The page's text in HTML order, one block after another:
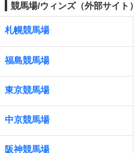
競馬場/ウィンズ（外部サイト）
札幌競馬場
福島競馬場
東京競馬場
中京競馬場
阪神競馬場